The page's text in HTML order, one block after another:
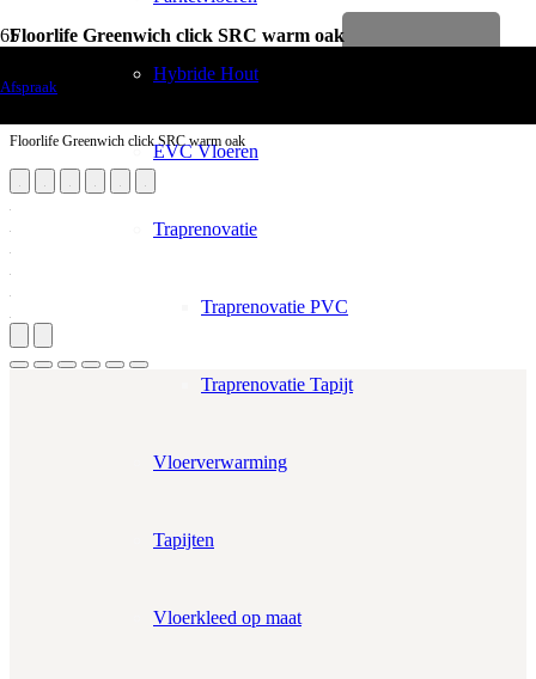
Afspraak
Hybride Hout
EVC Vloeren
Traprenovatie
Traprenovatie PVC
Traprenovatie Tapijt
Vloerverwarming
Tapijten
Vloerkleed op maat
Floorlife Greenwich click SRC warm oak
Floorlife Greenwich click SRC warm oak
Aantal pakken (1.37 m²